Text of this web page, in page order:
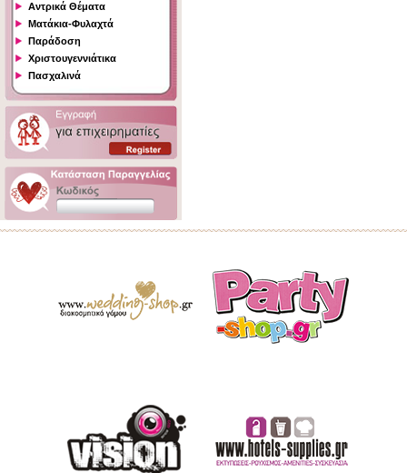
Αντρικά Θέματα
Ματάκια-Φυλαχτά
Παράδοση
Χριστουγεννιάτικα
Πασχαλινά